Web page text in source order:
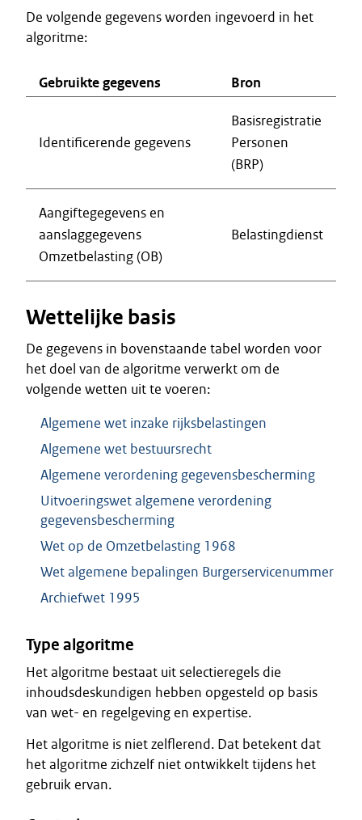
De volgende gegevens worden ingevoerd in het
algoritme:
Gebruikte gegevens Bron
Identificerende gegevens
Basisregistratie
Personen
(BRP)
Aangiftegegevens en
aanslaggegevens
Omzetbelasting (OB)
Belastingdienst
Wettelijke basis
De gegevens in bovenstaande tabel worden voor
het doel van de algoritme verwerkt om de
volgende wetten uit te voeren:
Algemene wet inzake rijksbelastingen
Algemene wet bestuursrecht
Algemene verordening gegevensbescherming
Uitvoeringswet algemene verordening
gegevensbescherming
Wet op de Omzetbelasting 1968
Wet algemene bepalingen Burgerservicenummer
Archiefwet 1995
Type algoritme
Het algoritme bestaat uit selectieregels die
inhoudsdeskundigen hebben opgesteld op basis
van wet- en regelgeving en expertise.
Het algoritme is niet zelflerend. Dat betekent dat
het algoritme zichzelf niet ontwikkelt tijdens het
gebruik ervan.